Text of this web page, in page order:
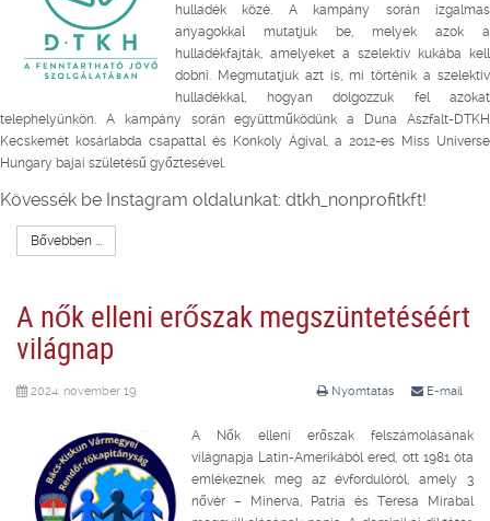
hulladék közé. A kampány során izgalmas
anyagokkal mutatjuk be, melyek azok a
hulladékfajták, amelyeket a szelektív kukába kell
dobni. Megmutatjuk azt is, mi történik a szelektív
hulladékkal, hogyan dolgozzuk fel azokat
telephelyünkön. A kampány során együttműködünk a Duna Aszfalt-DTKH
Kecskemét kosárlabda csapattal és Konkoly Ágival, a 2012-es Miss Universe
Hungary bajai születésű győztesével.
Kövessék be Instagram oldalunkat: dtkh_nonprofitkft!
Bővebben ...
A nők elleni erőszak megszüntetéséért
világnap
Nyomtatás E-mail
2024. november 19.
A Nők elleni erőszak felszámolásának
világnapja Latin-Amerikából ered, ott 1981 óta
emlékeznek meg az évfordulóról, amely 3
nővér – Minerva, Patria és Teresa Mirabal